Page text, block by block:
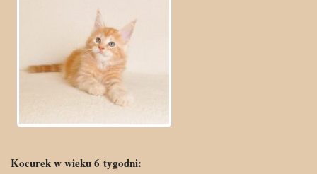
Kocurek w wieku 6 tygodni: